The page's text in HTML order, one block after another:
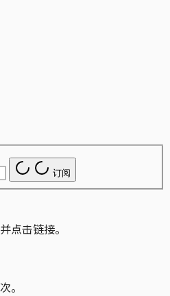
订阅
点击链接。
。